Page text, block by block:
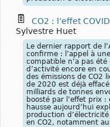
CO2 : l’effet
Sylvestre Huet
Le dernier rapport de
confirme : l’appel à
compatible n’a pas
d’activité encore en
des émissions de CO2
de 2020 est déjà
milliards de tonnes
boosté par l’effet prix
hausse aujourd’hui
production
en CO2, notamment